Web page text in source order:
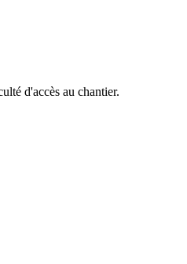
d'accès au chantier.